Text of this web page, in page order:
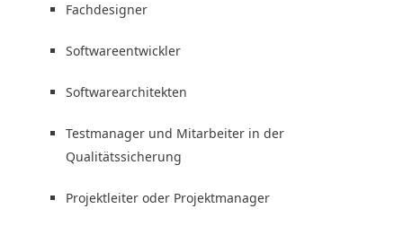
Fachdesigner
Softwareentwickler
Softwarearchitekten
Testmanager und Mitarbeiter in der
Qualitätssicherung
Projektleiter oder Projektmanager